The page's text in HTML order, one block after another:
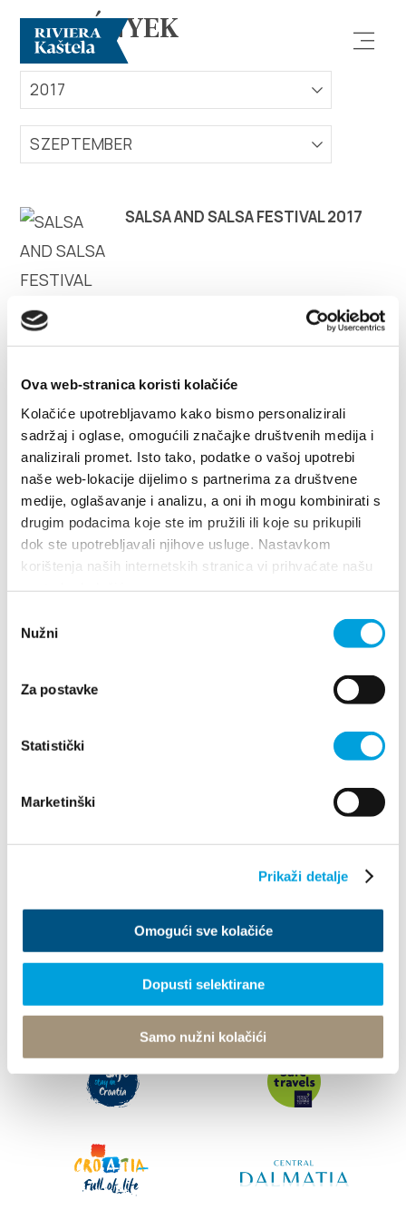
Ova web-stranica koristi kolačiće
Kolačiće upotrebljavamo kako bismo personalizirali
sadržaj i oglase, omogućili značajke društvenih medija i
analizirali promet. Isto tako, podatke o vašoj upotrebi
naše web-lokacije dijelimo s partnerima za društvene
medije, oglašavanje i analizu, a oni ih mogu kombinirati s
drugim podacima koje ste im pružili ili koje su prikupili
dok ste upotrebljavali njihove usluge. Nastavkom
korištenja naših internetskih stranica vi prihvaćate našu
pristanka
Nužni
Za postavke
Statistički
Marketinški
Prikaži detalje
Omogući sve kolačiće
Dopusti selektirane
Samo nužni kolačići
Vizsgálja meg
Rendeltetési hely
Mit kell tenni?
Multimédia
Safe in Dalmatia
hu
+385 21 227 933
21216 Kaštel Stari, Hrvatska
Útvonalak
ESEMÉNYEK
2017
SZEPTEMBER
SALSA AND SALSA FESTIVAL 2017
Villa Nika, Kamberovo šetalište 30
21216 Kaštel Stari, Hrvatska
Útvonalak
Mit kell tenni?
Cookie-szabályzat
vibracije
Design by:Signed Design